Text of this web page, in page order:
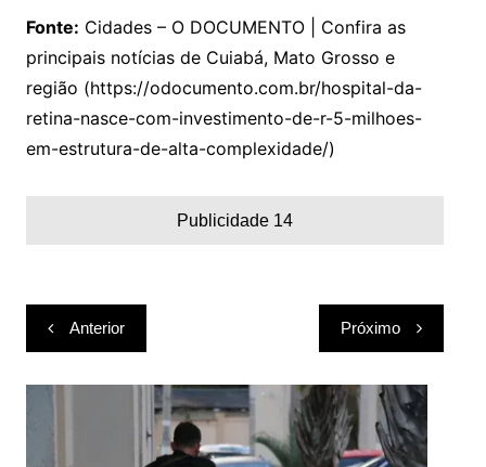
Fonte: Cidades – O DOCUMENTO | Confira as
principais notícias de Cuiabá, Mato Grosso e
região (https://odocumento.com.br/hospital-da-
retina-nasce-com-investimento-de-r-5-milhoes-
em-estrutura-de-alta-complexidade/)
Publicidade 14
Navegação
de
Post
Anterior Próximo